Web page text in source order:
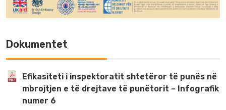
Dokumentet
Efikasiteti i inspektoratit shtetëror të punës në
mbrojtjen e të drejtave të punëtorit – Infografik
numer 6